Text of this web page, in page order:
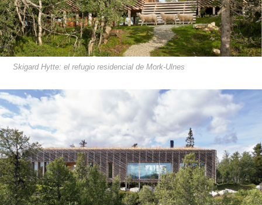
Skigard Hytte: el refugio residencial de Mork-Ulnes